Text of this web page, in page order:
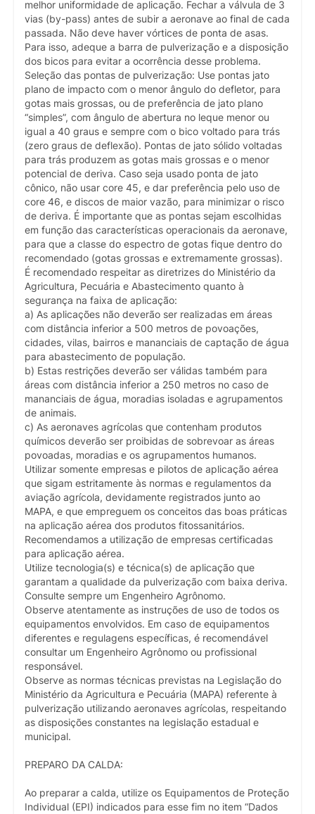
melhor uniformidade de aplicação. Fechar a válvula de 3
vias (by-pass) antes de subir a aeronave ao final de cada
passada. Não deve haver vórtices de ponta de asas.
Para isso, adeque a barra de pulverização e a disposição
dos bicos para evitar a ocorrência desse problema.
Seleção das pontas de pulverização: Use pontas jato
plano de impacto com o menor ângulo do defletor, para
gotas mais grossas, ou de preferência de jato plano
“simples”, com ângulo de abertura no leque menor ou
igual a 40 graus e sempre com o bico voltado para trás
(zero graus de deflexão). Pontas de jato sólido voltadas
para trás produzem as gotas mais grossas e o menor
potencial de deriva. Caso seja usado ponta de jato
cônico, não usar core 45, e dar preferência pelo uso de
core 46, e discos de maior vazão, para minimizar o risco
de deriva. É importante que as pontas sejam escolhidas
em função das características operacionais da aeronave,
para que a classe do espectro de gotas fique dentro do
recomendado (gotas grossas e extremamente grossas).
É recomendado respeitar as diretrizes do Ministério da
Agricultura, Pecuária e Abastecimento quanto à
segurança na faixa de aplicação:
a) As aplicações não deverão ser realizadas em áreas
com distância inferior a 500 metros de povoações,
cidades, vilas, bairros e mananciais de captação de água
para abastecimento de população.
b) Estas restrições deverão ser válidas também para
áreas com distância inferior a 250 metros no caso de
mananciais de água, moradias isoladas e agrupamentos
de animais.
c) As aeronaves agrícolas que contenham produtos
químicos deverão ser proibidas de sobrevoar as áreas
povoadas, moradias e os agrupamentos humanos.
Utilizar somente empresas e pilotos de aplicação aérea
que sigam estritamente às normas e regulamentos da
aviação agrícola, devidamente registrados junto ao
MAPA, e que empreguem os conceitos das boas práticas
na aplicação aérea dos produtos fitossanitários.
Recomendamos a utilização de empresas certificadas
para aplicação aérea.
Utilize tecnologia(s) e técnica(s) de aplicação que
garantam a qualidade da pulverização com baixa deriva.
Consulte sempre um Engenheiro Agrônomo.
Observe atentamente as instruções de uso de todos os
equipamentos envolvidos. Em caso de equipamentos
diferentes e regulagens específicas, é recomendável
consultar um Engenheiro Agrônomo ou profissional
responsável.
Observe as normas técnicas previstas na Legislação do
Ministério da Agricultura e Pecuária (MAPA) referente à
pulverização utilizando aeronaves agrícolas, respeitando
as disposições constantes na legislação estadual e
municipal.
PREPARO DA CALDA:
Ao preparar a calda, utilize os Equipamentos de Proteção
Individual (EPI) indicados para esse fim no item “Dados